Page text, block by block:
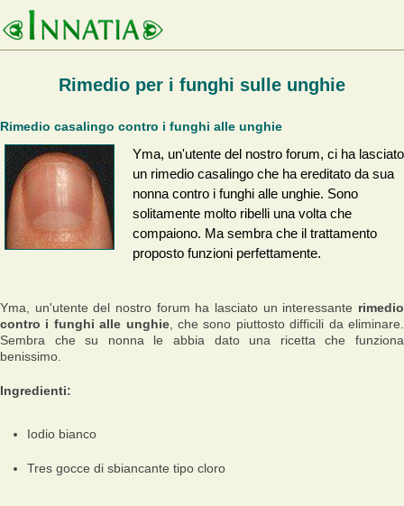
Rimedio per i funghi sulle unghie
Rimedio casalingo contro i funghi alle unghie
Yma, un'utente del nostro forum, ci ha lasciato
un rimedio casalingo che ha ereditato da sua
nonna contro i funghi alle unghie. Sono
solitamente molto ribelli una volta che
compaiono. Ma sembra che il trattamento
proposto funzioni perfettamente.
Yma, un'utente del nostro forum ha lasciato un interessante rimedio
contro i funghi alle unghie, che sono piuttosto difficili da eliminare.
Sembra che su nonna le abbia dato una ricetta che funziona
benissimo.
Ingredienti:
Iodio bianco
Tres gocce di sbiancante tipo cloro